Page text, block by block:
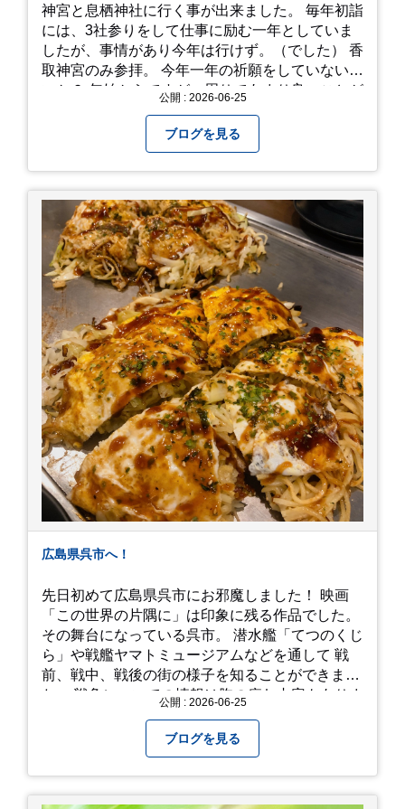
神宮と息栖神社に行く事が出来ました。 毎年初詣
には、3社参りをして仕事に励む一年としていま
したが、事情があり今年は行けず。（でした） 香
取神宮のみ参拝。 今年一年の祈願をしていないせ
いか？ 年始からですが、周りであまり良いことが
から、あっという間に半年が過ぎやっとこさ。 3
日後のこと。不思議ですね。 気にかかる事1つ
目。友人の長期入院から退院の知らせあり！ 気に
かかる事2つ目。疎遠だった知人の訪問あり！ 気
にかかるetcが徐々に....。 気の持ちようと、タイ
ミングかもしれませんが。お宮参りはお薦めで
す。
公開 : 2026-06-25
ブログを見る
広島県呉市へ！
先日初めて広島県呉市にお邪魔しました！ 映画
「この世界の片隅に」は印象に残る作品でした。
その舞台になっている呉市。 潜水艦「てつのくじ
ら」や戦艦ヤマトミュージアムなどを通して 戦
前、戦中、戦後の街の様子を知ることができまし
た。 戦争についての情報は胸の痛む内容もありま
て本当に良かったです！ そして美味しい物もたく
さん。 写真は地元のスーパーで買った自分へのお
土産たち。 お好み焼きもやっぱり美味しいです
ね！ 広島また遊びに行きたいです♪
公開 : 2026-06-25
ブログを見る